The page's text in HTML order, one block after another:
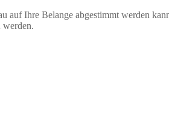
auf Ihre Belange abgestimmt werden
werden.